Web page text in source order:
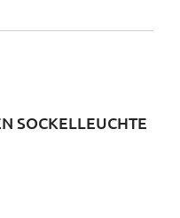
SOCKELLEUCHTE 1